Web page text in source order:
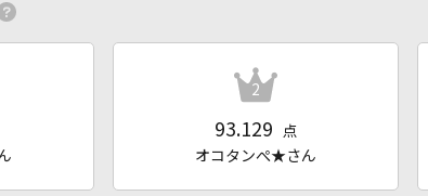
2
93.129
点
オコタンぺ★さん